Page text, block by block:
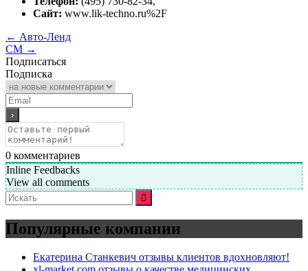
Сайт: www.lik-techno.ru%2F
← Авто-Ленд
СМ →
Подписаться
Подписка
0 комментариев
Inline Feedbacks
View all comments
Искать:
Популярные компании
Екатерина Станкевич отзывы клиентов вдохновляют!